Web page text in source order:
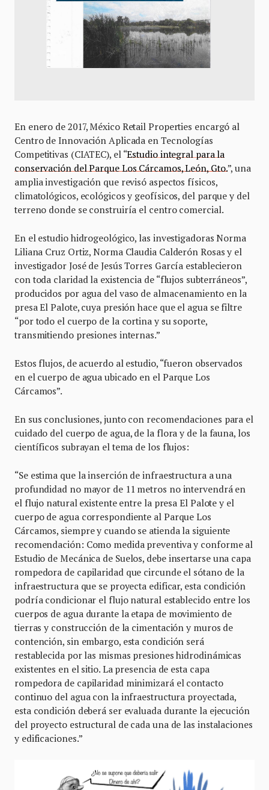
En enero de 2017, México Retail Properties encargó al
Centro de Innovación Aplicada en Tecnologías
Competitivas (CIATEC), el “Estudio integral para la
conservación del Parque Los Cárcamos, León, Gto.”, una
amplia investigación que revisó aspectos físicos,
climatológicos, ecológicos y geofísicos, del parque y del
terreno donde se construiría el centro comercial.
En el estudio hidrogeológico, las investigadoras Norma
Liliana Cruz Ortiz, Norma Claudia Calderón Rosas y el
investigador José de Jesús Torres García establecieron
con toda claridad la existencia de “flujos subterráneos”,
producidos por agua del vaso de almacenamiento en la
presa El Palote, cuya presión hace que el agua se filtre
“por todo el cuerpo de la cortina y su soporte,
transmitiendo presiones internas.”
Estos flujos, de acuerdo al estudio, “fueron observados
en el cuerpo de agua ubicado en el Parque Los
Cárcamos”.
En sus conclusiones, junto con recomendaciones para el
cuidado del cuerpo de agua, de la flora y de la fauna, los
científicos subrayan el tema de los flujos:
“Se estima que la inserción de infraestructura a una
profundidad no mayor de 11 metros no intervendrá en
el flujo natural existente entre la presa El Palote y el
cuerpo de agua correspondiente al Parque Los
Cárcamos, siempre y cuando se atienda la siguiente
recomendación: Como medida preventiva y conforme al
Estudio de Mecánica de Suelos, debe insertarse una capa
rompedora de capilaridad que circunde el sótano de la
infraestructura que se proyecta edificar, esta condición
podría condicionar el flujo natural establecido entre los
cuerpos de agua durante la etapa de movimiento de
tierras y construcción de la cimentación y muros de
contención, sin embargo, esta condición será
restablecida por las mismas presiones hidrodinámicas
existentes en el sitio. La presencia de esta capa
rompedora de capilaridad minimizará el contacto
continuo del agua con la infraestructura proyectada,
esta condición deberá ser evaluada durante la ejecución
del proyecto estructural de cada una de las instalaciones
y edificaciones.”